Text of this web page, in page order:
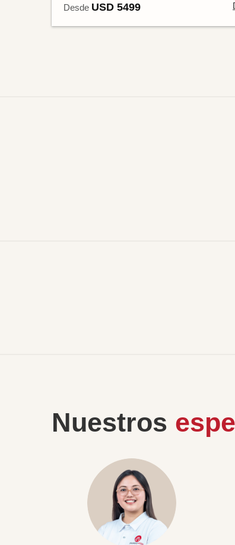
Desde USD 5499
Nuestros